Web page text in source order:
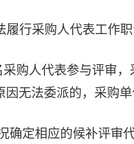
行采购人代表工作职
采购人代表参与评审
无法委派的，采购单
确定相应的候补评审